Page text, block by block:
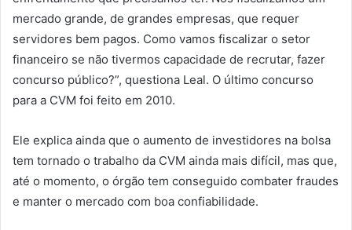
mercado grande, de grandes empresas, que requer
servidores bem pagos. Como vamos fiscalizar o setor
financeiro se não tivermos capacidade de recrutar, fazer
concurso público?”, questiona Leal. O último concurso
para a CVM foi feito em 2010.
Ele explica ainda que o aumento de investidores na bolsa
tem tornado o trabalho da CVM ainda mais difícil, mas que,
até o momento, o órgão tem conseguido combater fraudes
e manter o mercado com boa confiabilidade.